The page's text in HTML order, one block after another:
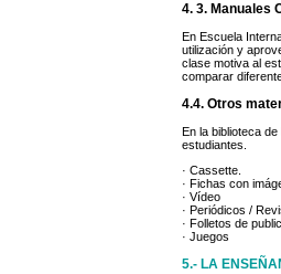
4. 3. Manuales
En Escuela
utilización y
clase motiva al
comparar
4.4. Otros
En la biblioteca
estudiantes.
· Cassette.
· Fichas con
· Vídeo
· Periódicos /
· Folletos de
· Juegos
5.- LA